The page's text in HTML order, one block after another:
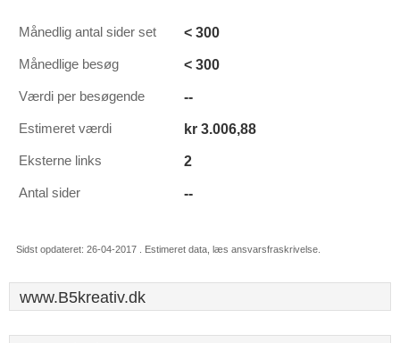
Månedlig antal sider set < 300
Månedlige besøg < 300
Værdi per besøgende --
Estimeret værdi kr 3.006,88
Eksterne links 2
Antal sider --
Sidst opdateret: 26-04-2017 . Estimeret data, læs ansvarsfraskrivelse.
www.B5kreativ.dk